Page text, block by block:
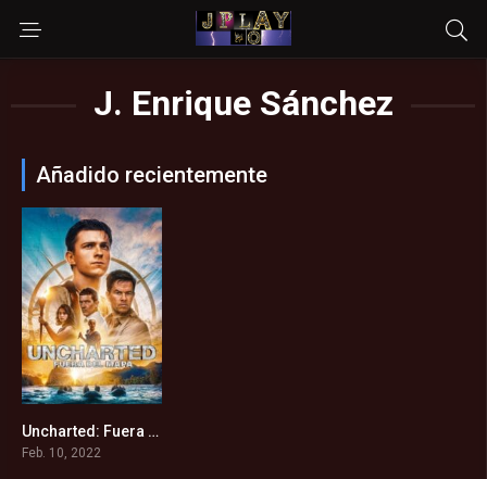
J. Enrique Sánchez
Añadido recientemente
6.3Uncharted: Fuera del mapa (2022)
Feb. 10, 2022